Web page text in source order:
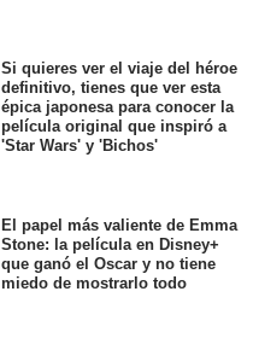
Si quieres ver el viaje del héroe
definitivo, tienes que ver esta
épica japonesa para conocer la
película original que inspiró a
'Star Wars' y 'Bichos'
El papel más valiente de Emma
Stone: la película en Disney+
que ganó el Oscar y no tiene
miedo de mostrarlo todo